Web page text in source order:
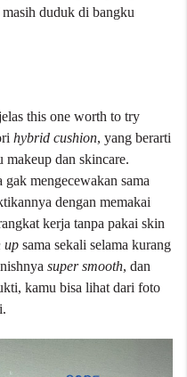
duduk di bangku
this one worth to try
hybrid cushion, yang berarti
dan skincare.
mengecewakan sama
dengan memakai
kerja tanpa pakai skin
up sama sekali selama kurang
super smooth, dan
kamu bisa lihat dari foto